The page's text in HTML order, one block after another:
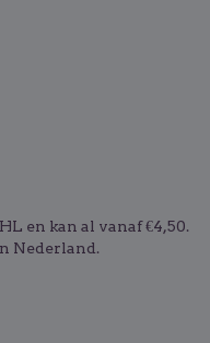
en kan al vanaf €4,50.
Nederland.